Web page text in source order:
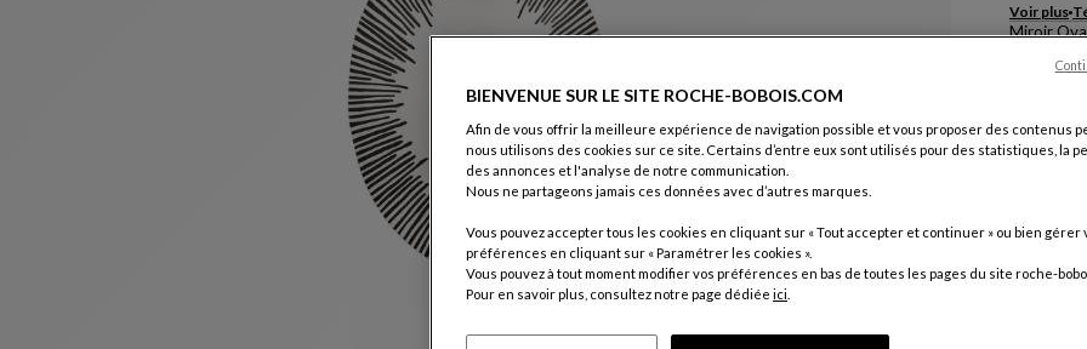
Voir plus
Miroir
L. 144 X H.
BIENVENUE SUR LE SITE ROCHE-BOBOIS.COM
Afin de vous offrir la meilleure expérience de navigation possible et vous proposer des contenus
nous utilisons des cookies sur ce site. Certains d’entre eux sont utilisés pour des statistiques, la
des annonces et l'analyse de notre communication.
Nous ne partageons jamais ces données avec d’autres marques.
Vous pouvez accepter tous les cookies en cliquant sur « Tout accepter et continuer » ou bien gérer
préférences en cliquant sur « Paramétrer les cookies ».
Vous pouvez à tout moment modifier vos préférences en bas de toutes les pages du site roche-
Pour en savoir plus, consultez notre page dédiée ici